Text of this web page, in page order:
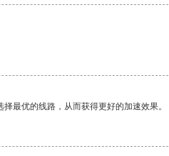
最优的线路，从而获得更好的加速效果。